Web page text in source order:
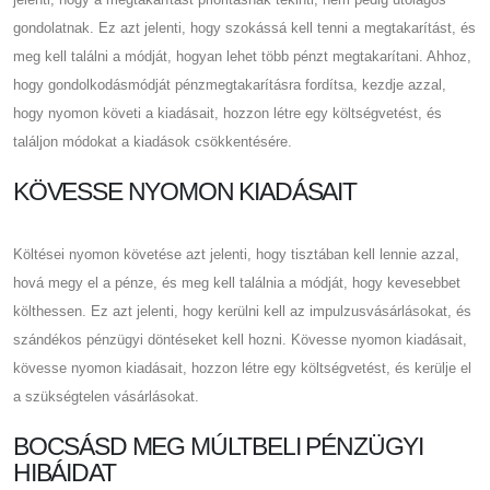
gondolatnak. Ez azt jelenti, hogy szokássá kell tenni a megtakarítást, és
meg kell találni a módját, hogyan lehet több pénzt megtakarítani. Ahhoz,
hogy gondolkodásmódját pénzmegtakarításra fordítsa, kezdje azzal,
hogy nyomon követi a kiadásait, hozzon létre egy költségvetést, és
találjon módokat a kiadások csökkentésére.
KÖVESSE NYOMON KIADÁSAIT
Költései nyomon követése azt jelenti, hogy tisztában kell lennie azzal,
hová megy el a pénze, és meg kell találnia a módját, hogy kevesebbet
költhessen. Ez azt jelenti, hogy kerülni kell az impulzusvásárlásokat, és
szándékos pénzügyi döntéseket kell hozni. Kövesse nyomon kiadásait,
kövesse nyomon kiadásait, hozzon létre egy költségvetést, és kerülje el
a szükségtelen vásárlásokat.
BOCSÁSD MEG MÚLTBELI PÉNZÜGYI
HIBÁIDAT